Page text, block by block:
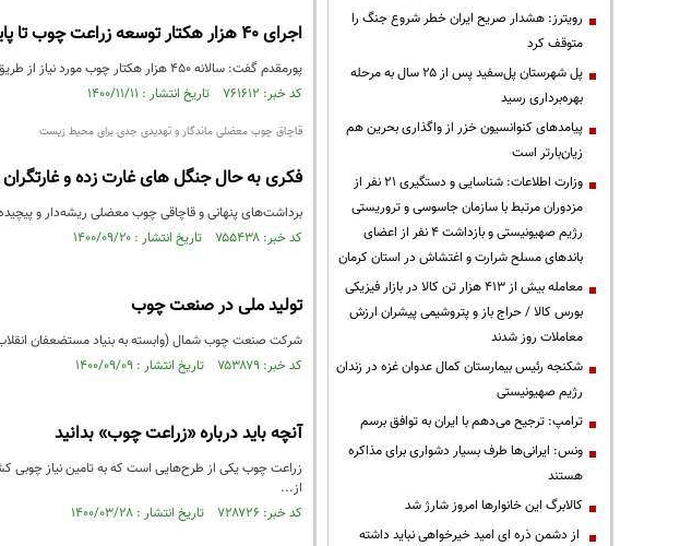
اجرای ۴۰ هزار هکتار توسعه زراعت چوب تا پایان سال
پورمقدم گفت: سالانه ۴۵۰ هزار هکتار چوب مورد نیاز از طریق واردات و مابقی از طریق زراعت چوب تامین‌ می شود.
کد خبر: ۷۶۱۶۱۲ تاریخ انتشار : ۱۴۰۰/۱۱/۱۱
قاچاق چوب معضلی ماندگار و تهدیدی جدی برای محیط زیست
فکری به حال جنگل های غارت زده و
برداشت‌های پنهانی و قاچاقی چوب معضلی ریشه‌دار و
کد خبر: ۷۵۵۴۳۸ تاریخ انتشار : ۱۴۰۰/۰۹/۲۰
تولید ملی در صنعت چوب
شرکت صنعت چوب شمال (وابسته به بنیاد مستضعفان
کد خبر: ۷۵۳۸۷۹ تاریخ انتشار : ۱۴۰۰/۰۹/۰۹
آنچه باید درباره «زراعت چوب» بدانید
زراعت چوب یکی از طرح‌هایی است که به تامین نیاز چوبی
از...
کد خبر: ۷۲۸۷۲۶ تاریخ انتشار : ۱۴۰۰/۰۳/۲۸
رویترز: هشدار صریح ایران خطر شروع جنگ را
متوقف کرد
پل شهرستان پل‌سفید پس از ۲۵ سال به مرحله
بهره‌برداری رسید
پیامدهای کنوانسیون خزر از واگذاری بحرین هم
زیان‌بارتر است
وزارت اطلاعات: شناسایی و دستگیری ۲۱ نفر از
مزدوران مرتبط با سازمان جاسوسی و تروریستی
رژیم صهیونیستی و بازداشت ۴ نفر از اعضای
باندهای مسلح شرارت و اغتشاش در استان کرمان
معامله بیش از ۴۱۳ هزار تن کالا در بازار فیزیکی
بورس کالا / حراج باز و پتروشیمی پیشران ارزش
معاملات روز شدند
شکنجه رئیس بیمارستان کمال عدوان غزه در زندان
رژیم صهیونیستی
ترامپ: ترجیح می‌دهم با ایران به توافق برسم
ونس: ایرانی‌ها طرف بسیار دشواری برای مذاکره
هستند
کالابرگ این خانوارها امروز شارژ شد
از دشمن ذره ای امید خیرخواهی نباید داشته